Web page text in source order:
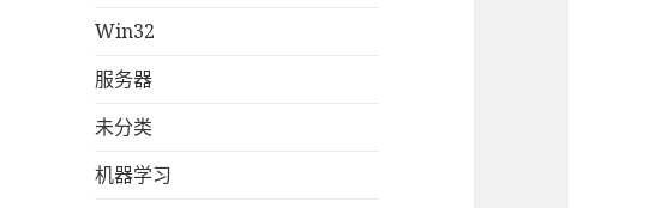
Win32
服务器
未分类
机器学习